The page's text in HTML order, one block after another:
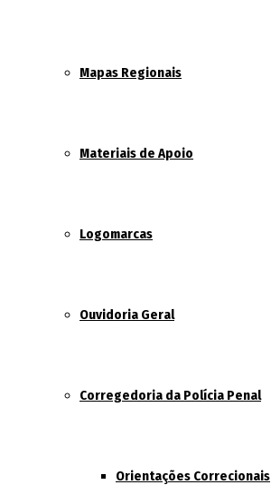
Mapas Regionais
Materiais de Apoio
Logomarcas
Ouvidoria Geral
Corregedoria da Polícia Penal
Orientações Correcionais